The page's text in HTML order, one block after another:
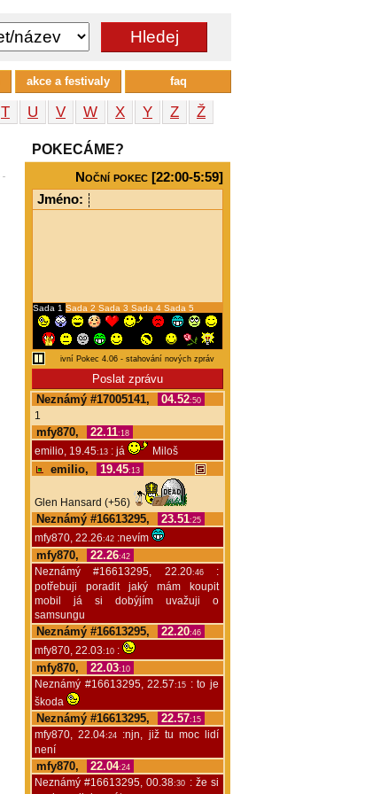
T U V W X Y Z
Ž
POKECÁME?
Noční pokec [22:00-5:59]
Jméno:
Sada 1 Sada 2 Sada 3 Sada 4 Sada 5
Neznámý #17005141, 04.52:50
1
mfy870, 22.11:18
emilio, 19.45:13 : já Miloš
emilio, 19.45:13
Glen Hansard (+56)
Neznámý #16613295, 23.51:25
mfy870, 22.26:42 :nevím
mfy870, 22.26:42
Neznámý #16613295, 22.20:46:
potřebuji poradit jaký mám koupit
mobil já si dobýjím uvažuji o
samsungu
Neznámý #16613295, 22.20:46
mfy870, 22.03:10 :
mfy870, 22.03:10
Neznámý #16613295, 22.57:15 : to je
škoda
Neznámý #16613295, 22.57:15
mfy870, 22.04:24
:njn, již tu moc lidí
není
mfy870, 22.04:24
Neznámý #16613295, 00.38:30 : že si
akce a festivaly faq